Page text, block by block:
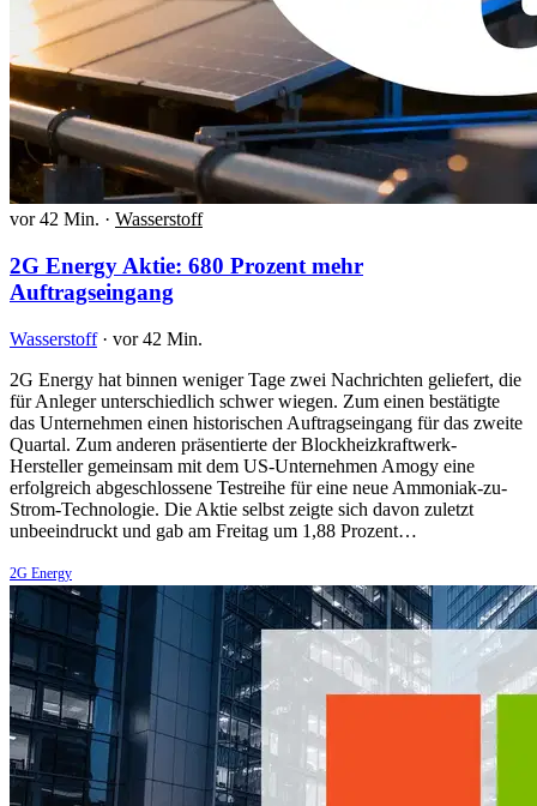
vor 42 Min. · Wasserstoff
2G Energy Aktie: 680 Prozent mehr
Auftragseingang
Wasserstoff · vor 42 Min.
2G Energy hat binnen weniger Tage zwei Nachrichten geliefert, die
für Anleger unterschiedlich schwer wiegen. Zum einen bestätigte
das Unternehmen einen historischen Auftragseingang für das zweite
Quartal. Zum anderen präsentierte der Blockheizkraftwerk-
Hersteller gemeinsam mit dem US-Unternehmen Amogy eine
erfolgreich abgeschlossene Testreihe für eine neue Ammoniak-zu-
Strom-Technologie. Die Aktie selbst zeigte sich davon zuletzt
unbeeindruckt und gab am Freitag um 1,88 Prozent…
2G Energy